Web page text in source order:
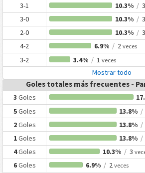
3-1 10.3% /3
3-0 10.3% /3
2-0 10.3% /3
4-2 6.9% /2 veces
3-2 3.4% /1 veces
Mostrar todo
Goles totales más frecuentes -
3 Goles
5Goles 13.8% /
2Goles 13.8% /
1Goles 13.8% /
4Goles 10.3% /3
6Goles 6.9% /2 veces